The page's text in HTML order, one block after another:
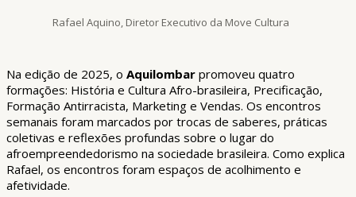
Rafael Aquino, Diretor Executivo da Move Cultura
Na edição de 2025, o Aquilombar promoveu quatro
formações: História e Cultura Afro-brasileira, Precificação,
Formação Antirracista, Marketing e Vendas. Os encontros
semanais foram marcados por trocas de saberes, práticas
coletivas e reflexões profundas sobre o lugar do
afroempreendedorismo na sociedade brasileira. Como explica
Rafael, os encontros foram espaços de acolhimento e
afetividade.